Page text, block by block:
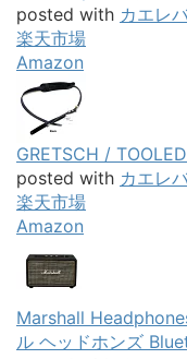
posted with カエレ
楽天市場
Amazon
GRETSCH /
posted with カエレ
楽天市場
Amazon
Marshall
ル ヘッドホンズ